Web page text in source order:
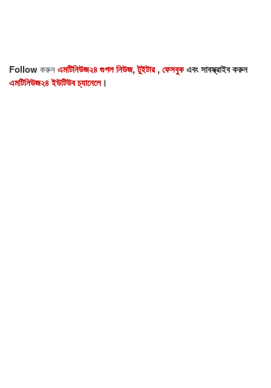
Followকরুনএমটিনিউজ২৪ গুগল নিউজ,টুইটার,ফেসবুকএবং সাবস্ক্রাইব করুন
এমটিনিউজ২৪ ইউটিউব চ্যানেলে।